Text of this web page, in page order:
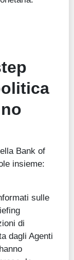
Bank of
insieme:
sulle
di
dagli Agenti